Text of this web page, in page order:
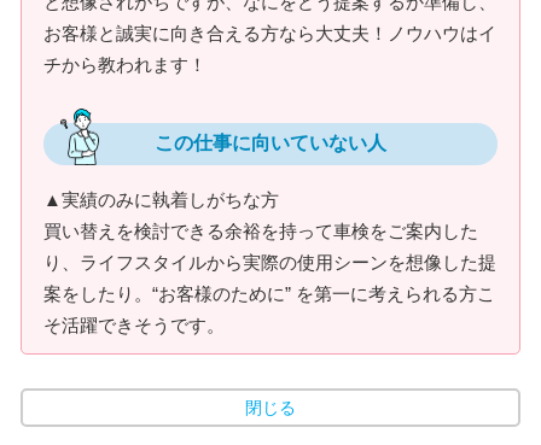
お客様と誠実に向き合える方なら大丈夫！ノウハウはイ
チから教われます！
この仕事に向いていない人
▲実績のみに執着しがちな方
買い替えを検討できる余裕を持って車検をご案内した
り、ライフスタイルから実際の使用シーンを想像した提
案をしたり。“お客様のために” を第一に考えられる方こ
そ活躍できそうです。
閉じる